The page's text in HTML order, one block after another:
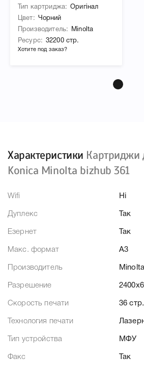
Хотите под заказ?
Тип картриджа
Оригінал
Цвет
Чорний
Производитель
Minolta
Ресурс
32200 стр.
Характеристики Картриджи
Konica Minolta bizhub 361
Wifi Ні
Дуплекс Так
Езернет Так
Макс. формат A3
Производитель Minolta
Разрешение
Скорость печати 36
Технология печати
Тип устройства МФУ
Факс Так